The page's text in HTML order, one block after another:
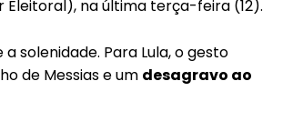
Eleitoral), na última terça-feira (12).
solenidade. Para Lula, o gesto
de Messias e um desagravo ao